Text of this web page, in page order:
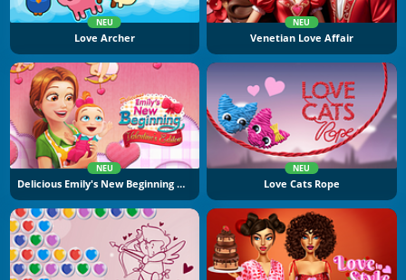
NEU
Love Archer
NEU
Venetian Love Affair
NEU
Delicious Emily's New Beginning Valentine's Edition
NEU
Love Cats Rope